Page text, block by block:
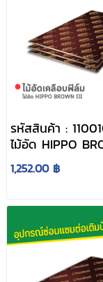
รหัสสินค้า :
ไม้อัด HIPPO
1,252.00 ฿